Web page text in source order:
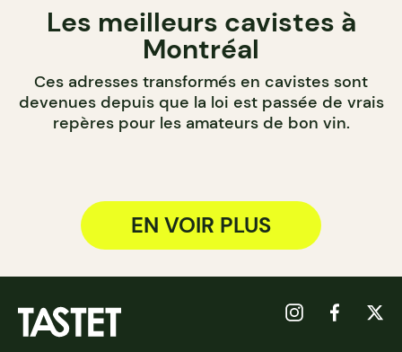
Les meilleurs cavistes à
Montréal
Ces adresses transformés en cavistes sont
devenues depuis que la loi est passée de vrais
repères pour les amateurs de bon vin.
EN VOIR PLUS